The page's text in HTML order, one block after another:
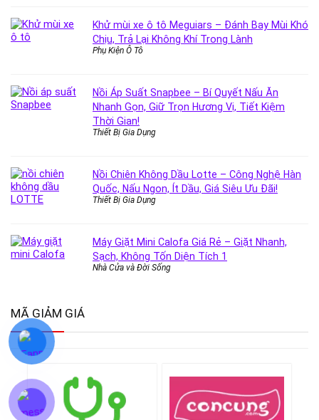
Khử mùi xe ô tô Meguiars – Đánh Bay Mùi Khó
Chịu, Trả Lại Không Khí Trong Lành
Phụ Kiện Ô Tô
Nồi Áp Suất Snapbee – Bí Quyết Nấu Ăn
Nhanh Gọn, Giữ Trọn Hương Vị, Tiết Kiệm
Thời Gian!
Thiết Bị Gia Dụng
Nồi Chiên Không Dầu Lotte – Công Nghệ Hàn
Quốc, Nấu Ngon, Ít Dầu, Giá Siêu Ưu Đãi!
Thiết Bị Gia Dụng
Máy Giặt Mini Calofa Giá Rẻ – Giặt Nhanh,
Sạch, Không Tốn Diện Tích 1
Nhà Cửa và Đời Sống
MÃ GIẢM GIÁ